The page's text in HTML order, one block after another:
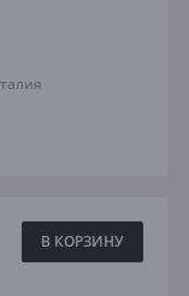
В КОРЗИНУ